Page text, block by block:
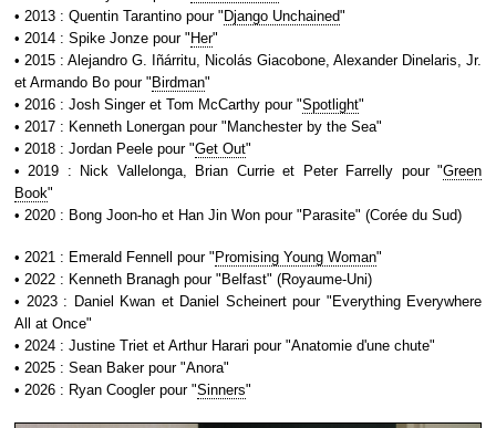
• 2013 : Quentin Tarantino pour " Django Unchained"
• 2014 : Spike Jonze pour " Her"
• 2015 : Alejandro G. Iñárritu, Nicolás Giacobone, Alexander Dinelaris, Jr.
et Armando Bo pour " Birdman"
• 2016 : Josh Singer et Tom McCarthy pour "Spotlight"
• 2017 : Kenneth Lonergan pour "Manchester by the Sea"
• 2018 : Jordan Peele pour "Get Out"
• 2019 : Nick Vallelonga, Brian Currie et Peter Farrelly pour "Green
Book"
• 2020 : Bong Joon-ho et Han Jin Won pour "Parasite" (Corée du Sud)
• 2021 : Emerald Fennell pour " Promising Young Woman"
• 2022 : Kenneth Branagh pour "Belfast" (Royaume-Uni)
• 2023 : Daniel Kwan et Daniel Scheinert pour "Everything Everywhere
All at Once"
• 2024 : Justine Triet et Arthur Harari pour "Anatomie d'une chute"
• 2025 : Sean Baker pour "Anora"
• 2026 : Ryan Coogler pour "Sinners"